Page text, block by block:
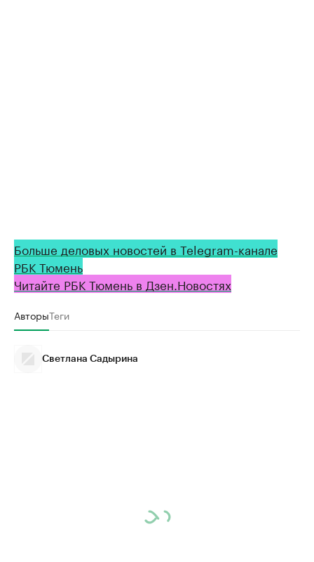
Больше деловых новостей в Telegram-канале
РБК Тюмень
Читайте РБК Тюмень в Дзен.Новостях
АвторыТеги
Светлана Садырина